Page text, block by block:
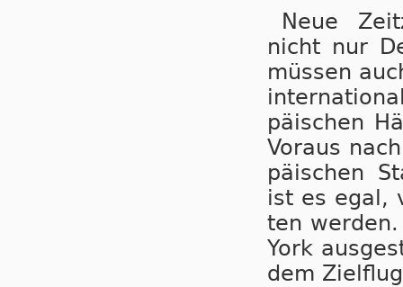
Neue
nicht nur
müs­sen
pä­i­schen
Vor­aus
pä­i­schen
ist es egal,
ten
York
dem